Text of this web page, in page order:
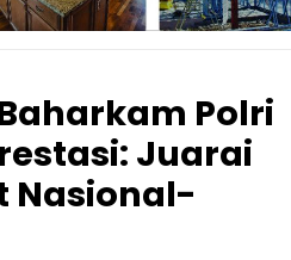
Polri
Juarai
Nasional-